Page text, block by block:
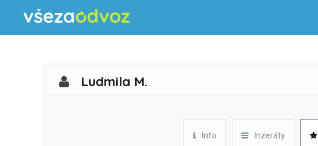
Ludmila M.
Info Inzeráty